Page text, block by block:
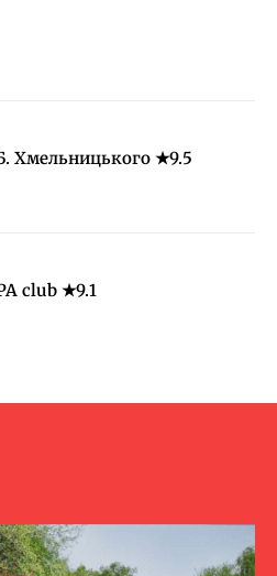
Хмельницького ★9.5
club ★9.1